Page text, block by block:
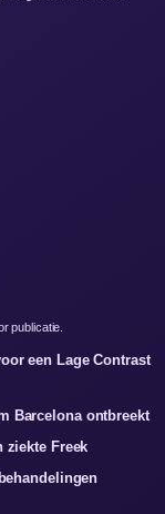
publicatie.
een Lage Contrast
Barcelona ontbreekt
ziekte Freek